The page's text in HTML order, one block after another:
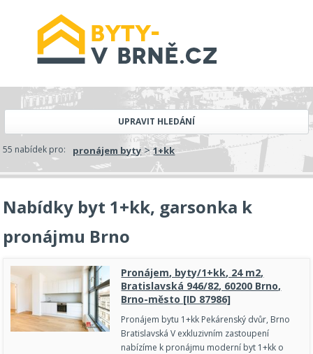
UPRAVIT HLEDÁNÍ
55 nabídek pro: pronájem byty>1+kk
Nabídky byt 1+kk, garsonka k
pronájmu Brno
Pronájem, byty/1+kk, 24 m2,
Bratislavská 946/82, 60200 Brno,
Brno-město [ID 87986]
Pronájem bytu 1+kk Pekárenský dvůr, Brno
Bratislavská V exkluzivním zastoupení
nabízíme k pronájmu moderní byt 1+kk o